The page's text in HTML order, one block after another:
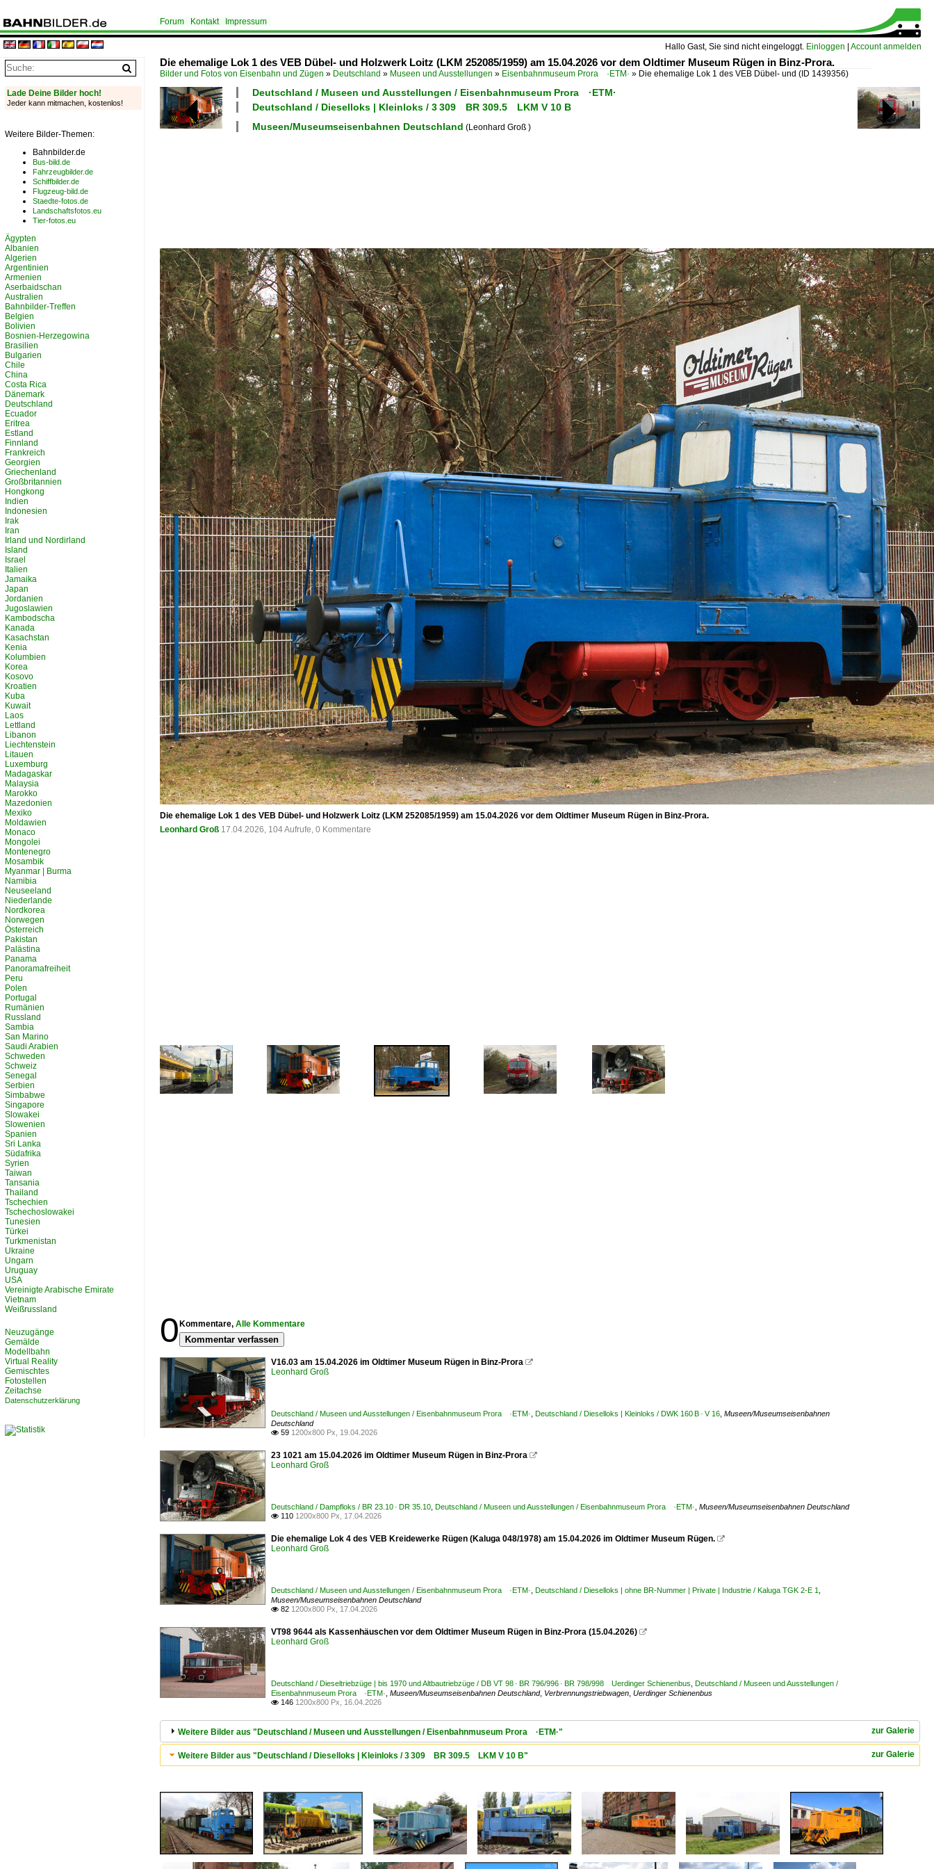
Hallo Gast, Sie sind nicht eingeloggt. Einloggen Account anmelden
Forum Kontakt Impressum
Die ehemalige Lok 1 des VEB Dübel- und Holzwerk Loitz (LKM 252085/1959) am 15.04.2026 vor dem Oldtimer Museum Rügen in Binz-Prora.
Bilder und Fotos von Eisenbahn und Zügen » Deutschland » Museen und Ausstellungen » Eisenbahnmuseum Prora ·ETM· » Die ehemalige Lok 1 des VEB Dübel- und (ID 1439356)
Deutschland / Museen und Ausstellungen / Eisenbahnmuseum Prora ·ETM·
Deutschland / Dieselloks | Kleinloks / 3 309 BR 309.5 LKM V 10 B
Museen/Museumseisenbahnen Deutschland (Leonhard Groß )
Die ehemalige Lok 1 des VEB Dübel- und Holzwerk Loitz (LKM 252085/1959) am 15.04.2026 vor dem Oldtimer Museum Rügen in Binz-Prora.
Leonhard Groß 17.04.2026, 104 Aufrufe, 0 Kommentare
0 Kommentare, Alle Kommentare
Kommentar verfassen
V16.03 am 15.04.2026 im Oldtimer Museum Rügen in Binz-Prora 
Leonhard Groß
Deutschland / Museen und Ausstellungen / Eisenbahnmuseum Prora ·ETM· Deutschland / Dieselloks | Kleinloks / DWK 160 B · V 16 Museen/Museumseisenbahnen
Deutschland
 59 1200x800 Px, 19.04.2026
23 1021 am 15.04.2026 im Oldtimer Museum Rügen in Binz-Prora 
Leonhard Groß
Deutschland / Dampfloks / BR 23.10 · DR 35.10 Deutschland / Museen und Ausstellungen / Eisenbahnmuseum Prora ·ETM· Museen/Museumseisenbahnen Deutschland
 110 1200x800 Px, 17.04.2026
Die ehemalige Lok 4 des VEB Kreidewerke Rügen (Kaluga 048/1978) am 15.04.2026 im Oldtimer Museum Rügen. 
Leonhard Groß
Deutschland / Museen und Ausstellungen / Eisenbahnmuseum Prora ·ETM· Deutschland / Dieselloks | ohne BR-Nummer | Private | Industrie / Kaluga TGK 2-E 1
Museen/Museumseisenbahnen Deutschland
 82 1200x800 Px, 17.04.2026
VT98 9644 als Kassenhäuschen vor dem Oldtimer Museum Rügen in Binz-Prora (15.04.2026) 
Leonhard Groß
Deutschland / Dieseltriebzüge | bis 1970 und Altbautriebzüge / DB VT 98 · BR 796/996 · BR 798/998 Uerdinger Schienenbus Deutschland / Museen und Ausstellungen /
Eisenbahnmuseum Prora ·ETM· Museen/Museumseisenbahnen Deutschland, Verbrennungstriebwagen Uerdinger Schienenbus
 146 1200x800 Px, 16.04.2026
zur Galerie
Weitere Bilder aus "Deutschland / Museen und Ausstellungen / Eisenbahnmuseum Prora ·ETM·"
zur Galerie
Weitere Bilder aus "Deutschland / Dieselloks | Kleinloks / 3 309 BR 309.5 LKM V 10 B"
Lade Deine Bilder hoch!
Jeder kann mitmachen, kostenlos!
Weitere Bilder-Themen:
Bahnbilder.de
Bus-bild.de
Fahrzeugbilder.de
Schiffbilder.de
Flugzeug-bild.de
Staedte-fotos.de
Landschaftsfotos.eu
Tier-fotos.eu
Ägypten
Albanien
Algerien
Argentinien
Armenien
Aserbaidschan
Australien
Bahnbilder-Treffen
Belgien
Bolivien
Bosnien-Herzegowina
Brasilien
Bulgarien
Chile
China
Costa Rica
Dänemark
Deutschland
Ecuador
Eritrea
Estland
Finnland
Frankreich
Georgien
Griechenland
Großbritannien
Hongkong
Indien
Indonesien
Irak
Iran
Irland und Nordirland
Island
Israel
Italien
Jamaika
Japan
Jordanien
Jugoslawien
Kambodscha
Kanada
Kasachstan
Kenia
Kolumbien
Korea
Kosovo
Kroatien
Kuba
Kuwait
Laos
Lettland
Libanon
Liechtenstein
Litauen
Luxemburg
Madagaskar
Malaysia
Marokko
Mazedonien
Mexiko
Moldawien
Monaco
Mongolei
Montenegro
Mosambik
Myanmar | Burma
Namibia
Neuseeland
Niederlande
Nordkorea
Norwegen
Österreich
Pakistan
Palästina
Panama
Panoramafreiheit
Peru
Polen
Portugal
Rumänien
Russland
Sambia
San Marino
Saudi Arabien
Schweden
Schweiz
Senegal
Serbien
Simbabwe
Singapore
Slowakei
Slowenien
Spanien
Sri Lanka
Südafrika
Syrien
Taiwan
Tansania
Thailand
Tschechien
Tschechoslowakei
Tunesien
Türkei
Turkmenistan
Ukraine
Ungarn
Uruguay
USA
Vereinigte Arabische Emirate
Vietnam
Weißrussland
Neuzugänge
Gemälde
Modellbahn
Virtual Reality
Gemischtes
Fotostellen
Zeitachse
Datenschutzerklärung